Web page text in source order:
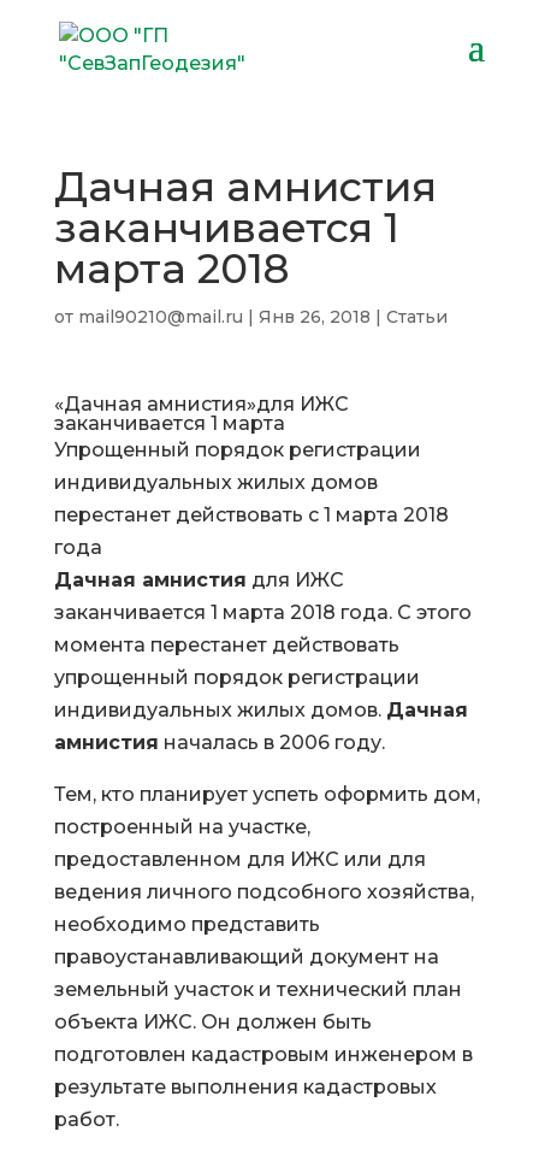
Дачная амнистия
заканчивается 1
марта 2018
от mail90210@mail.ru | Янв 26, 2018 | Статьи
«Дачная амнистия»для ИЖС
заканчивается 1 марта
Упрощенный порядок регистрации
индивидуальных жилых домов
перестанет действовать с 1 марта 2018
года
Дачная амнистия для ИЖС
заканчивается 1 марта 2018 года. С этого
момента перестанет действовать
упрощенный порядок регистрации
индивидуальных жилых домов. Дачная
амнистия началась в 2006 году.
Тем, кто планирует успеть оформить дом,
построенный на участке,
предоставленном для ИЖС или для
ведения личного подсобного хозяйства,
необходимо представить
правоустанавливающий документ на
земельный участок и технический план
объекта ИЖС. Он должен быть
подготовлен кадастровым инженером в
результате выполнения кадастровых
работ.